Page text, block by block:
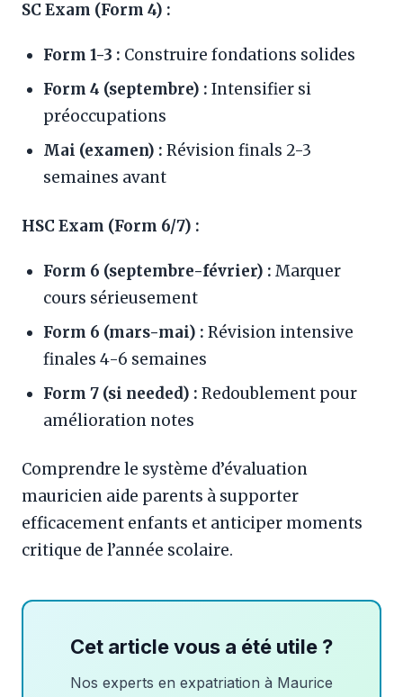
SC Exam (Form 4) :
Form 1-3 : Construire fondations solides
Form 4 (septembre) : Intensifier si
préoccupations
Mai (examen) : Révision finals 2-3
semaines avant
HSC Exam (Form 6/7) :
Form 6 (septembre-février) : Marquer
cours sérieusement
Form 6 (mars-mai) : Révision intensive
finales 4-6 semaines
Form 7 (si needed) : Redoublement pour
amélioration notes
Comprendre le système d’évaluation
mauricien aide parents à supporter
efficacement enfants et anticiper moments
critique de l’année scolaire.
Cet article vous a été utile ?
Nos experts en expatriation à Maurice